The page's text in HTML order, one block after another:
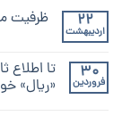
22
اردیبهشت
ظرفیت معدنی
30
فروردین
تا اطلاع
«ریال»